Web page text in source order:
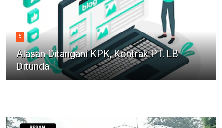
5
Alasan Ditangani KPK, Kontrak PT. LB
Ditunda